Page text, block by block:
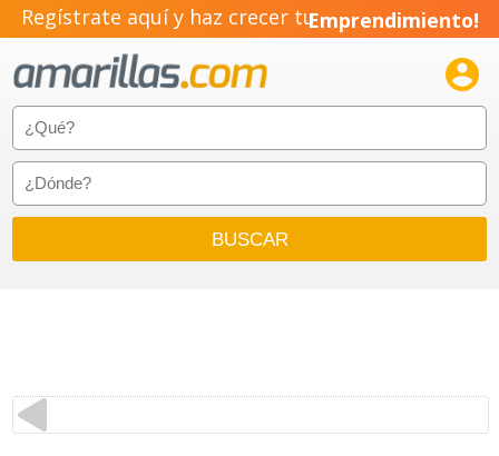
Regístrate aquí y haz crecer tuEmprendimiento!
